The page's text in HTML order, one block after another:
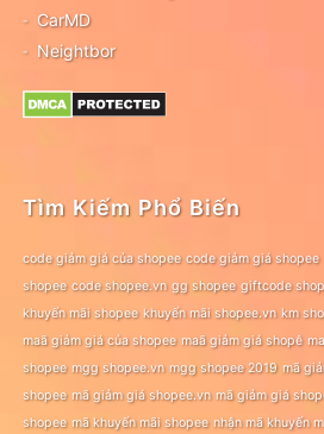
CarMD
Neightbor
Tìm Kiếm Phổ Biến
code giảm giá của shopee code giảm giá shopee
shopee code shopee.vn gg shopee giftcode
khuyến mãi shopee khuyến mãi shopee.vn km
maã giảm giá của shopee maã giảm giá shopê
shopee mgg shopee.vn mgg shopee 2019 mã
shopee mã giảm giá shopee.vn mã giảm giá
shopee mã khuyến mãi shopee nhận mã khuyến